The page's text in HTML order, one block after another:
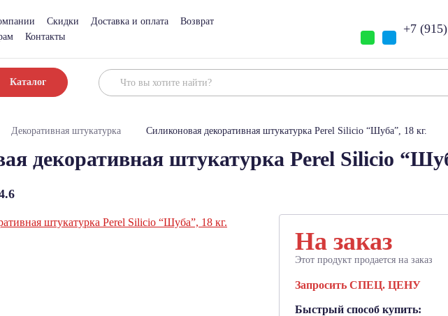
Скидки Доставка и оплата
Возврат
Контакты
+7
Каталог
Декоративная штукатурка Силиконовая декоративная штукатурка Perel Silicio “Шуба”, 18 кг.
декоративная штукатурка Perel Silicio
На заказ
Этот продукт продается на заказ
Запросить СПЕЦ. ЦЕНУ
Быстрый способ купить: